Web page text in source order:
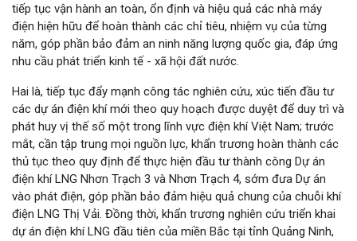
tiếp tục vận hành an toàn, ổn định và hiệu quả các nhà máy
điện hiện hữu để hoàn thành các chỉ tiêu, nhiệm vụ của từng
năm, góp phần bảo đảm an ninh năng lượng quốc gia, đáp ứng
nhu cầu phát triển kinh tế - xã hội đất nước.
Hai là, tiếp tục đẩy mạnh công tác nghiên cứu, xúc tiến đầu tư
các dự án điện khí mới theo quy hoạch được duyệt để duy trì và
phát huy vị thế số một trong lĩnh vực điện khí Việt Nam; trước
mắt, cần tập trung mọi nguồn lực, khẩn trương hoàn thành các
thủ tục theo quy định để thực hiện đầu tư thành công Dự án
điện khí LNG Nhơn Trạch 3 và Nhơn Trạch 4, sớm đưa Dự án
vào phát điện, góp phần bảo đảm hiệu quả chung của chuỗi khí
điện LNG Thị Vải. Đồng thời, khẩn trương nghiên cứu triển khai
dự án điện khí LNG đầu tiên của miền Bắc tại tỉnh Quảng Ninh,